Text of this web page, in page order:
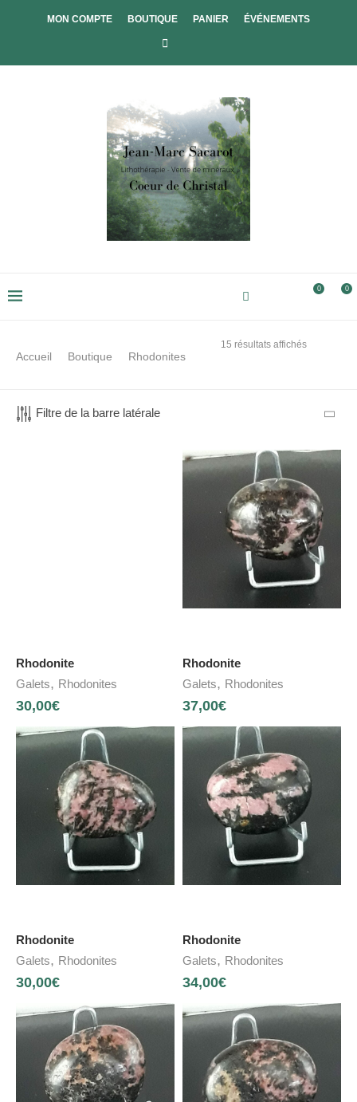
MON COMPTE BOUTIQUE PANIER ÉVÉNEMENTS
0 0
Accueil Boutique Rhodonites
15 résultats affichés
Filtre de la barre latérale
Rhodonite
Galets, Rhodonites
30,00€
Rhodonite
Galets, Rhodonites
37,00€
Rhodonite
Galets, Rhodonites
30,00€
Rhodonite
Galets, Rhodonites
34,00€